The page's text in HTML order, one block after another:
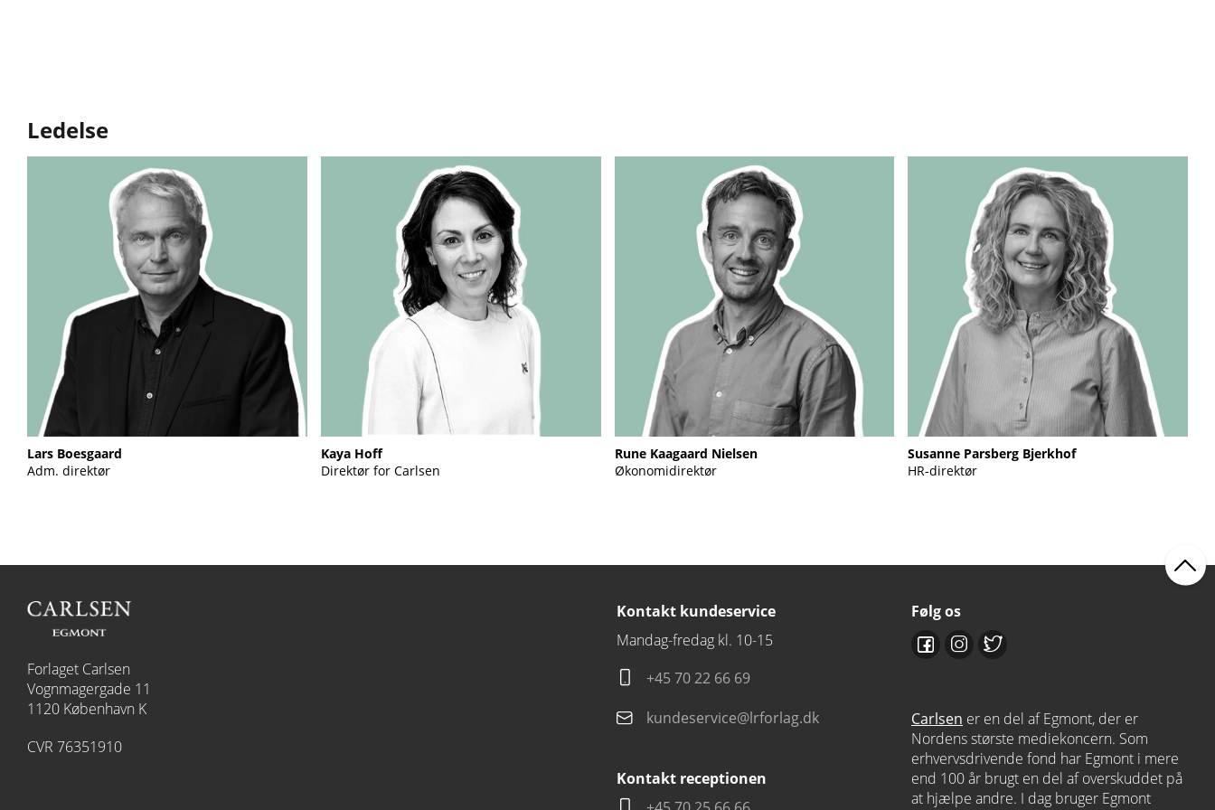
Ledelse
Lars Boesgaard
Adm. direktør
Kaya Hoff
Direktør for Carlsen
Rune Kaagaard Nielsen
Økonomidirektør
Susanne Parsberg Bjerkhof
HR-direktør
Forlaget Carlsen
Vognmagergade 11
1120 København K
CVR 76351910
Kontakt kundeservice
Mandag-fredag kl. 10-15
+45 70 22 66 69
kundeservice@lrforlag.dk
Kontakt receptionen
Følg os
Carlsen er en del af Egmont, der er
Nordens største mediekoncern. Som
erhvervsdrivende fond har Egmont i mere
end 100 år brugt en del af overskuddet på
at hjælpe andre. I dag bruger Egmont